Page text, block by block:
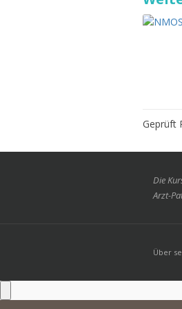
Geprüft
Die
Arzt-
Über